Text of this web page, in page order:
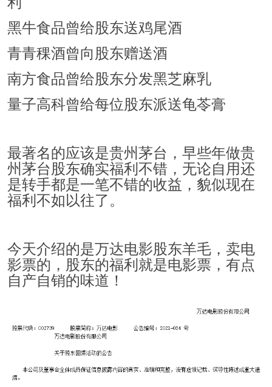
黑牛食品曾给股东送鸡尾酒
青青稞酒曾向股东赠送酒
南方食品曾给股东分发黑芝麻乳
量子高科曾给每位股东派送龟苓膏
最著名的应该是贵州茅台，早些年做贵
州茅台股东确实福利不错，无论自用还
是转手都是一笔不错的收益，貌似现在
福利不如以往了。
今天介绍的是万达电影股东羊毛，卖电
影票的，股东的福利就是电影票，有点
自产自销的味道！